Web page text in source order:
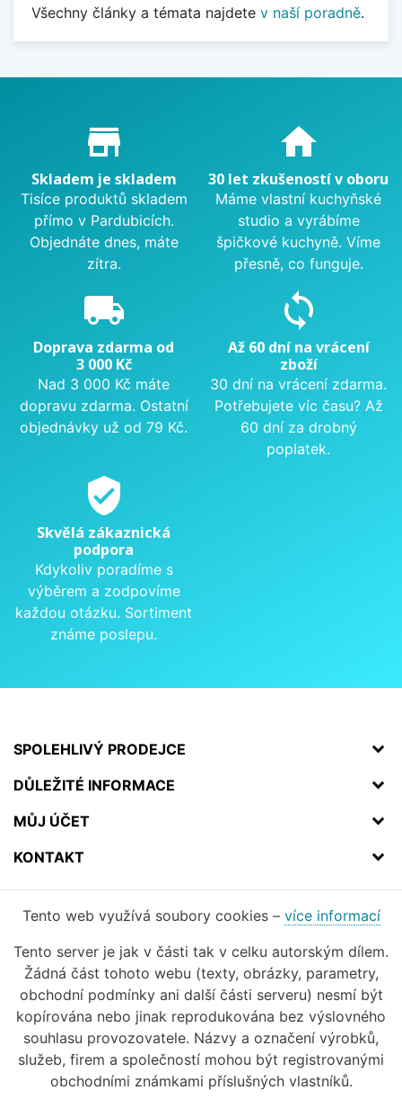
Všechny články a témata najdete v naší poradně.
Proč nakupovat u nás?
store_mall_directory
Skladem je skladem
Tisíce produktů skladem
přímo v Pardubicích.
Objednáte dnes, máte
zítra.
home
30 let zkušeností v oboru
Máme vlastní kuchyňské
studio a vyrábíme
špičkové kuchyně. Víme
přesně, co funguje.
local_shipping
Doprava zdarma od
3 000 Kč
Nad 3 000 Kč máte
dopravu zdarma. Ostatní
objednávky už od 79 Kč.
sync
Až 60 dní na vrácení
zboží
30 dní na vrácení zdarma.
Potřebujete víc času? Až
60 dní za drobný
poplatek.
verified_user
Skvělá zákaznická
podpora
Kdykoliv poradíme s
výběrem a zodpovíme
každou otázku. Sortiment
známe poslepu.
SPOLEHLIVÝ PRODEJCE
DŮLEŽITÉ INFORMACE
MŮJ ÚČET
KONTAKT
Tento web využívá soubory cookies – více informací
Tento server je jak v části tak v celku autorským dílem.
Žádná část tohoto webu (texty, obrázky, parametry,
obchodní podmínky ani další části serveru) nesmí být
kopírována nebo jinak reprodukována bez výslovného
souhlasu provozovatele. Názvy a označení výrobků,
služeb, firem a společností mohou být registrovanými
obchodními známkami příslušných vlastníků.